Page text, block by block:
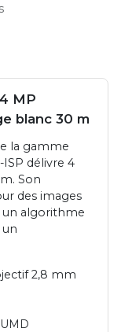
MP
blanc 30 m
la gamme
délivre 4
Son
des images
un algorithme
un
2,8 mm